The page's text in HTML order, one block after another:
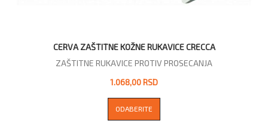
CERVA ZAŠTITNE KOŽNE RUKAVICE CRECCA
ZAŠTITNE RUKAVICE PROTIV PROSECANJA
1.068,00 RSD
ODABERITE